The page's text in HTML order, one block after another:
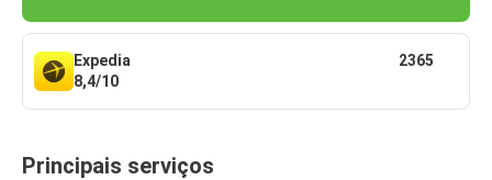
Expedia
8,4/10
2365
Principais serviços